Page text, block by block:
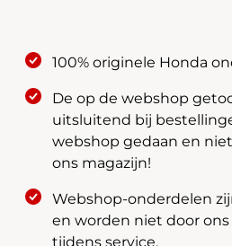
100% originele Honda
De op de webshop
uitsluitend bij
webshop gedaan en
ons magazijn!
Webshop-onderdelen
en worden niet door
tijdens service.